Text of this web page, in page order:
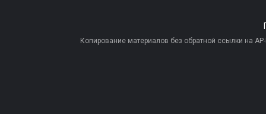
Копирование материалов без обратной ссылки на